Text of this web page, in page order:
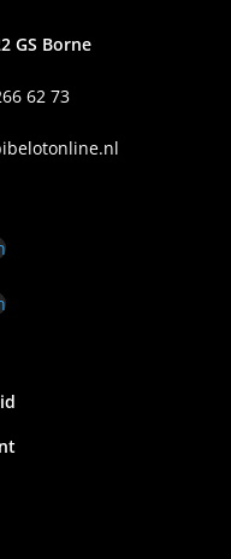
GS Borne
62 73